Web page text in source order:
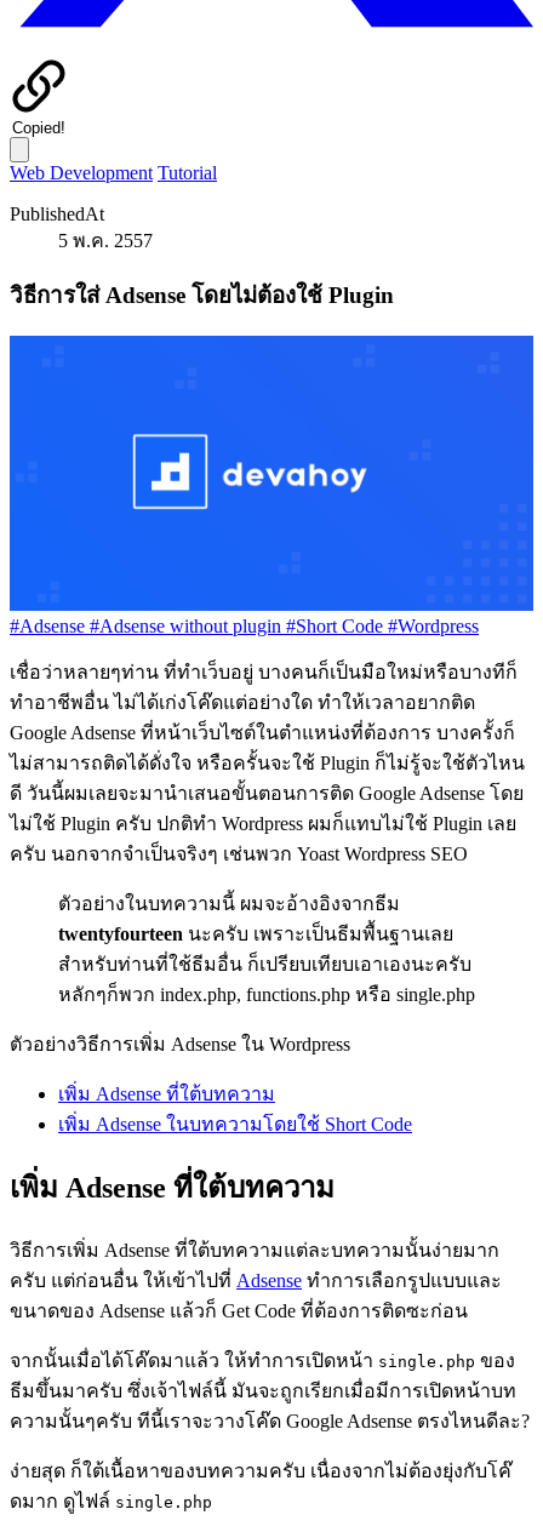
Copied!
Web Development Tutorial
PublishedAt
5 พ.ค. 2557
วิธีการใส่ Adsense โดยไม่ต้องใช้ Plugin
#Adsense #Adsense without plugin #Short Code #Wordpress
เชื่อว่าหลายๆท่าน ที่ทำเว็บอยู่ บางคนก็เป็นมือใหม่หรือบางทีก็
ทำอาชีพอื่น ไม่ได้เก่งโค๊ดแต่อย่างใด ทำให้เวลาอยากติด
Google Adsense ที่หน้าเว็บไซต์ในตำแหน่งที่ต้องการ บางครั้งก็
ไม่สามารถติดได้ดั่งใจ หรือครั้นจะใช้ Plugin ก็ไม่รู้จะใช้ตัวไหน
ดี วันนี้ผมเลยจะมานำเสนอขั้นตอนการติด Google Adsense โดย
ไม่ใช้ Plugin ครับ ปกติทำ Wordpress ผมก็แทบไม่ใช้ Plugin เลย
ครับ นอกจากจำเป็นจริงๆ เช่นพวก Yoast Wordpress SEO
ตัวอย่างในบทความนี้ ผมจะอ้างอิงจากธีม
twentyfourteen นะครับ เพราะเป็นธีมพื้นฐานเลย
สำหรับท่านที่ใช้ธีมอื่น ก็เปรียบเทียบเอาเองนะครับ
หลักๆก็พวก index.php, functions.php หรือ single.php
ตัวอย่างวิธีการเพิ่ม Adsense ใน Wordpress
เพิ่ม Adsense ที่ใต้บทความ
เพิ่ม Adsense ในบทความโดยใช้ Short Code
เพิ่ม Adsense ที่ใต้บทความ
วิธีการเพิ่ม Adsense ที่ใต้บทความแต่ละบทความนั้นง่ายมาก
ครับ แต่ก่อนอื่น ให้เข้าไปที่ Adsense ทำการเลือกรูปแบบและ
ขนาดของ Adsense แล้วก็ Get Code ที่ต้องการติดซะก่อน
จากนั้นเมื่อได้โค๊ดมาแล้ว ให้ทำการเปิดหน้า single.php ของ
ธีมขึ้นมาครับ ซึ่งเจ้าไฟล์นี้ มันจะถูกเรียกเมื่อมีการเปิดหน้าบท
ความนั้นๆครับ ทีนี้เราจะวางโค๊ด Google Adsense ตรงไหนดีละ?
ง่ายสุด ก็ใต้เนื้อหาของบทความครับ เนื่องจากไม่ต้องยุ่งกับโค๊
ดมาก ดูไฟล์ single.php